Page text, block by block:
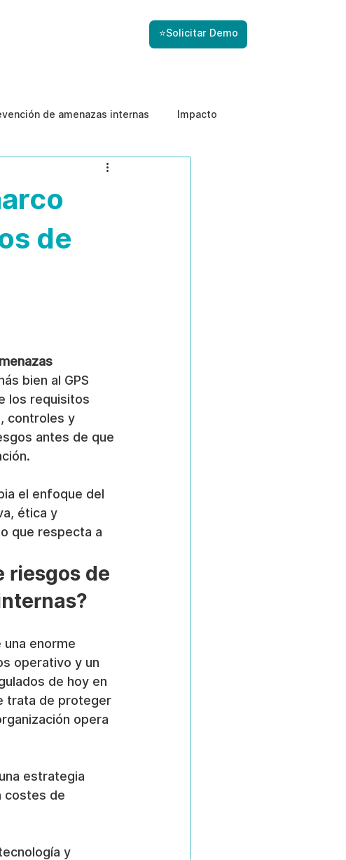
⭐Solicitar Demo
de amenazas internas Impacto
de
bien al GPS
los requisitos
controles y
antes de que
el enfoque del
ética y
que respecta a
riesgos de
enorme
operativo y un
de hoy en
trata de proteger
opera
estrategia
costes de
y